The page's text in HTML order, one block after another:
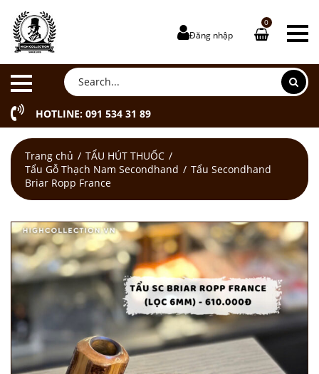
Đăng nhập
0
HOTLINE: 091 534 31 89
Trang chủ
TẨU HÚT THUỐC
Tẩu Gỗ Thạch Nam Secondhand
Tẩu Secondhand
Briar Ropp France